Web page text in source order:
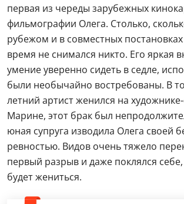
первая из череды зарубежных
фильмографии Олега. Столько,
рубежом и в совместных
время не снимался никто. Его яркая
умение уверенно сидеть в седле,
были необычайно востребованы. В
летний артист женился на
Марине, этот брак был
юная супруга изводила Олега своей
ревностью. Видов очень тяжело
первый разрыв и даже поклялся
будет жениться.